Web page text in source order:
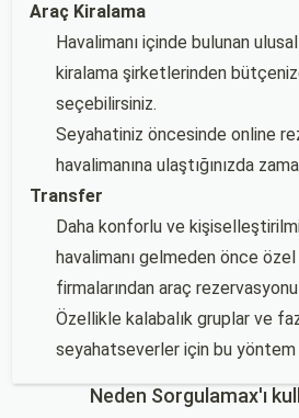
Araç Kiralama
Havalimanı içinde bulunan
kiralama şirketlerinden
seçebilirsiniz.
Seyahatiniz öncesinde online
havalimanına ulaştığınızda
Transfer
Daha konforlu ve
havalimanı gelmeden önce
firmalarından araç
Özellikle kalabalık gruplar ve
seyahatseverler için bu yöntem
Neden Sorgulamax'ı